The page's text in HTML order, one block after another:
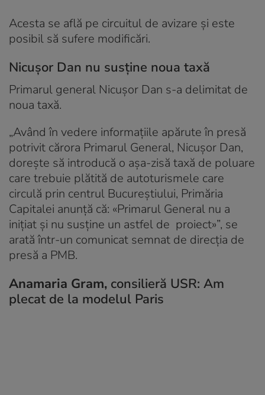
Acesta se află pe circuitul de avizare și este
posibil să sufere modificări.
Nicușor Dan nu susține noua taxă
Primarul general Nicușor Dan s-a delimitat de
noua taxă.
„Având în vedere informațiile apărute în presă
potrivit cărora Primarul General, Nicușor Dan,
dorește să introducă o așa-zisă taxă de poluare
care trebuie plătită de autoturismele care
circulă prin centrul Bucureștiului, Primăria
Capitalei anunță că: «Primarul General nu a
inițiat și nu susține un astfel de proiect»”, se
arată într-un comunicat semnat de direcția de
presă a PMB.
Anamaria Gram, consilieră USR: Am
plecat de la modelul Paris